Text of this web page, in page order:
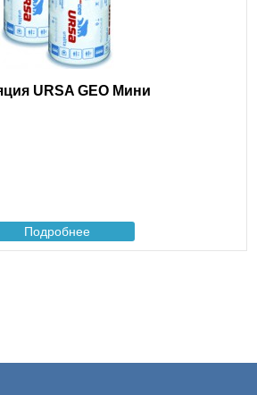
URSA GEO Мини
Подробнее